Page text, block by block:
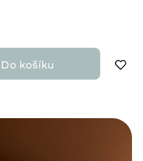
Do košíku